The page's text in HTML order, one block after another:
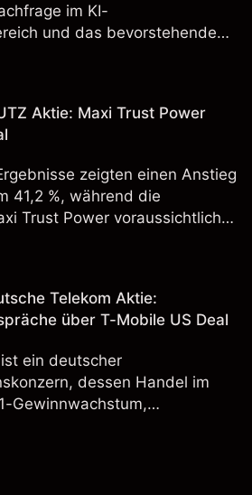
im KI-
und das bevorstehende
Event im Juli Aufmerksamkeit
verlässlicher Indikator für
Aktie: Maxi Trust Power
zeigten einen Anstieg
41,2 %, während die
Trust Power voraussichtlich
von DEUTZ Energy
verlässlicher Indikator für
Telekom Aktie:
über T-Mobile US Deal
ein deutscher
dessen Handel im
Gewinnwachstum,
Berichte über einen möglichen